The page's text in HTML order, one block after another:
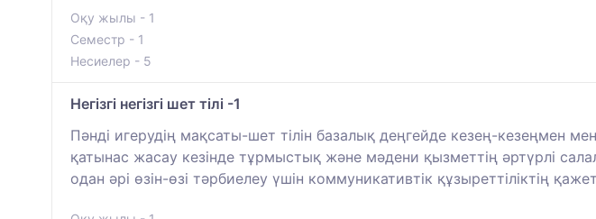
Оқу жылы - 1
Семестр - 1
Несиелер - 5
Негізгі негізгі шет тілі -1
Пәнді игерудің мақсаты-шет тілін базалық деңгейде кезең-кезеңмен
қатынас жасау кезінде тұрмыстық және мәдени қызметтің әртүрлі
одан әрі өзін-өзі тәрбиелеу үшін коммуникативтік құзыреттіліктің